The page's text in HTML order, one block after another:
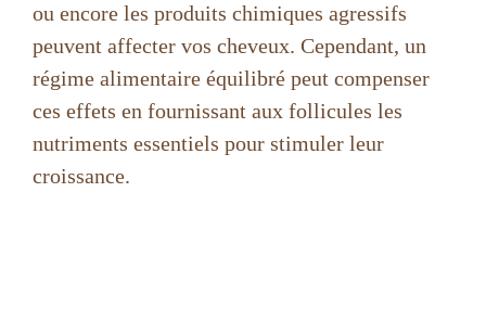
ou encore les produits chimiques agressifs
peuvent affecter vos cheveux. Cependant, un
régime alimentaire équilibré peut compenser
ces effets en fournissant aux follicules les
nutriments essentiels pour stimuler leur
croissance.